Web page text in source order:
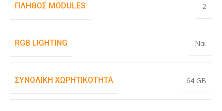
ΠΛΉΘΟΣ MODULES 2
RGB LIGHTING Ναι
ΣΥΝΟΛΙΚΉ ΧΩΡΗΤΙΚΌΤΗΤΑ 64 GB